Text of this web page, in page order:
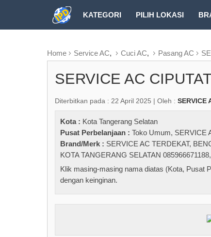
KATEGORI PILIH LOKASI
Home
Service AC, Cuci AC, Pasang AC
SERVICE AC
Diterbitkan pada : 22 April 2025 | Oleh : SERVICE
Kota : Kota Tangerang Selatan
Pusat Perbelanjaan : Toko Umum, SERVICE
Brand/Merk : SERVICE AC TERDEKAT,
KOTA TANGERANG SELATAN 085966671188,
Klik masing-masing nama diatas (Kota, Pusat
dengan keinginan.